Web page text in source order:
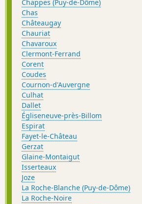
Chappes (Puy-de-Dôme)
Chas
Châteaugay
Chauriat
Chavaroux
Clermont-Ferrand
Corent
Coudes
Cournon-d'Auvergne
Culhat
Dallet
Égliseneuve-près-Billom
Espirat
Fayet-le-Château
Gerzat
Glaine-Montaigut
Isserteaux
Joze
La Roche-Blanche (Puy-de-Dôme)
La Roche-Noire